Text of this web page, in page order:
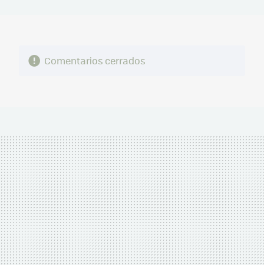
Comentarios cerrados